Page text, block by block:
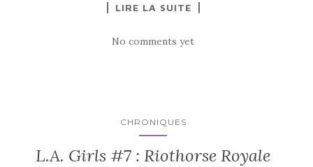
LIRE LA SUITE
No comments yet
CHRONIQUES
L.A. Girls #7 : Riothorse Royale